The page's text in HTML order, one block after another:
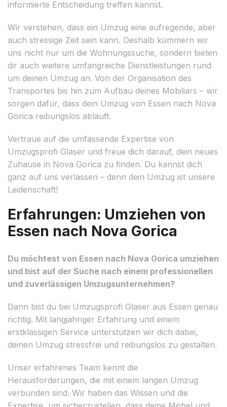
informierte Entscheidung treffen kannst.
Wir verstehen, dass ein Umzug eine aufregende, aber
auch stressige Zeit sein kann. Deshalb kümmern wir
uns nicht nur um die Wohnungssuche, sondern bieten
dir auch weitere umfangreiche Dienstleistungen rund
um deinen Umzug an. Von der Organisation des
Transportes bis hin zum Aufbau deines Mobiliars – wir
sorgen dafür, dass dein Umzug von Essen nach Nova
Gorica reibungslos abläuft.
Vertraue auf die umfassende Expertise von
Umzugsprofi Glaser und freue dich darauf, dein neues
Zuhause in Nova Gorica zu finden. Du kannst dich
ganz auf uns verlassen – denn dein Umzug ist unsere
Leidenschaft!
Erfahrungen: Umziehen von
Essen nach Nova Gorica
Du möchtest von Essen nach Nova Gorica umziehen
und bist auf der Suche nach einem professionellen
und zuverlässigen Umzugsunternehmen?
Dann bist du bei Umzugsprofi Glaser aus Essen genau
richtig. Mit langjähriger Erfahrung und einem
erstklassigen Service unterstützen wir dich dabei,
deinen Umzug stressfrei und reibungslos zu gestalten.
Unser erfahrenes Team kennt die
Herausforderungen, die mit einem langen Umzug
verbunden sind. Wir haben das Wissen und die